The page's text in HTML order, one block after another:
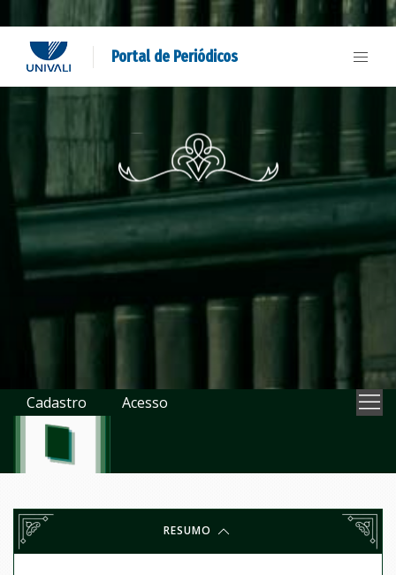
Portal de Periódicos
Cadastro Acesso
RESUMO